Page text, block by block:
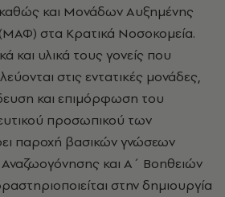
και Μονάδων Αυξημένης
στα Κρατικά Νοσοκομεία.
και υλικά τους γονείς που
στις εντατικές μονάδες,
και επιμόρφωση του
προσωπικού των
παροχή βασικών γνώσεων
και Α΄ Βοηθειών
στην δημιουργία